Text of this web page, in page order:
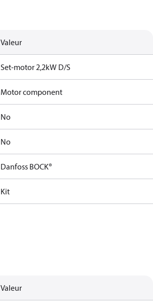
Valeur
Set-motor 2,2kW D/S
Motor component
No
No
Danfoss BOCK®
Kit
Valeur